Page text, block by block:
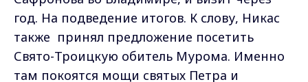
год. На подведение итогов. К слову, Никас
также принял предложение посетить
Свято-Троицкую обитель Мурома. Именно
там покоятся мощи святых Петра и